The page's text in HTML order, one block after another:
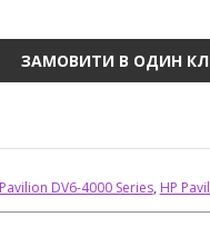
DV6-4000 Series, HP